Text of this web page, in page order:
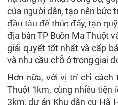
của người dân, tạo nên bức
đầu tàu để thúc đẩy, tạo
địa bàn TP Buôn Ma Thuột
giải quyết tốt nhất và cấp
và nhu cầu chỗ ở trong giai
Hơn nữa, với vị trí chỉ cách
Thuột 1km, cùng nhiều tiện
3km, dự án Khu dân cư Hà